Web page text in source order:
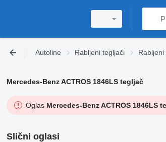
Autoline Rabljeni tegljači
Mercedes-Benz ACTROS 1846LS tegljač
Oglas Mercedes-Benz ACTROS 1846LS
Slični oglasi